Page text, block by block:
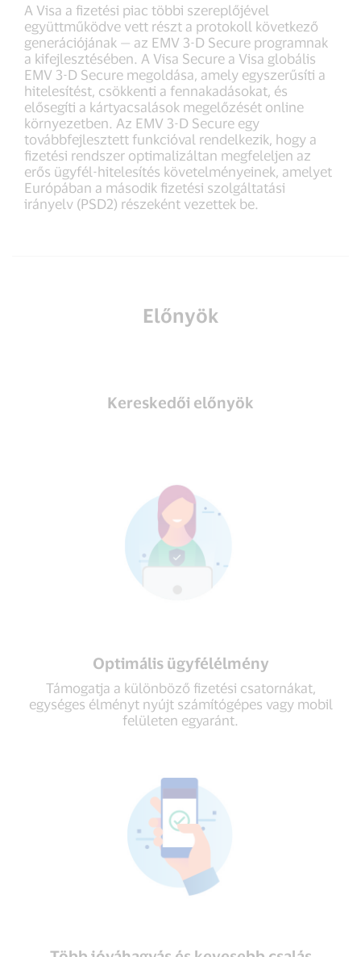
A Visa a fizetési piac többi szereplőjével
együttműködve vett részt a protokoll következő
generációjának — az EMV 3-D Secure programnak
a kifejlesztésében. A Visa Secure a Visa globális
EMV 3-D Secure megoldása, amely egyszerűsíti a
hitelesítést, csökkenti a fennakadásokat, és
elősegíti a kártyacsalások megelőzését online
környezetben. Az EMV 3-D Secure egy
továbbfejlesztett funkcióval rendelkezik, hogy a
fizetési rendszer optimalizáltan megfeleljen az
erős ügyfél-hitelesítés követelményeinek, amelyet
Európában a második fizetési szolgáltatási
irányelv (PSD2) részeként vezettek be.
Előnyök
Kereskedői előnyök
Optimális ügyfélélmény
Támogatja a különböző fizetési csatornákat,
egységes élményt nyújt számítógépes vagy mobil
felületen egyaránt.